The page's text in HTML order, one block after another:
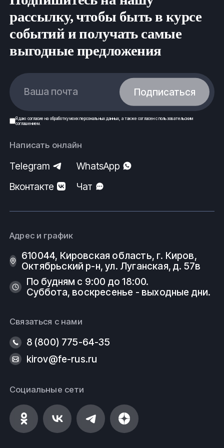
рассылку, чтобы быть в курсе
событий и получать самые
выгодные предложения
Ваша почта Подписаться
Я даю согласие на обработку моих персональных данных , а также согласен спользовательским
соглашением.
Написать онлайн
Telegram
WhatsApp
Вконтакте
Чат
Адрес и график
610044, Кировская область, г. Киров, ​
Октябрьский р-н, ​ул. Луганская, д. 57в
По будням с 9:00 до 18:00.
Суббота, воскресенье - выходные дни.
Связаться с нами
8 (800) 775-64-35
kirov@fe-rus.ru
Социальные сети